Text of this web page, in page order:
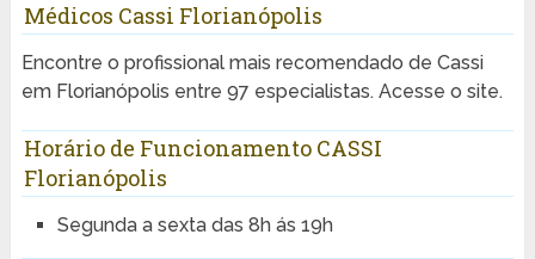
Médicos Cassi Florianópolis
Encontre o profissional mais recomendado de Cassi
em Florianópolis entre 97 especialistas. Acesse o site.
Horário de Funcionamento CASSI
Florianópolis
Segunda a sexta das 8h ás 19h